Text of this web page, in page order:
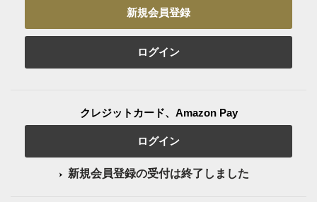
新規会員登録
ログイン
クレジットカード、Amazon Pay
ログイン
新規会員登録の受付は終了しました